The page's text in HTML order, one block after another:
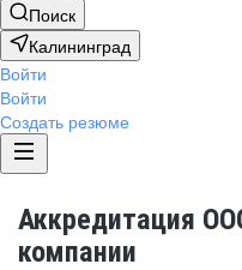
Поиск
Калининград
Войти
Войти
Создать резюме
Аккредитация
компании